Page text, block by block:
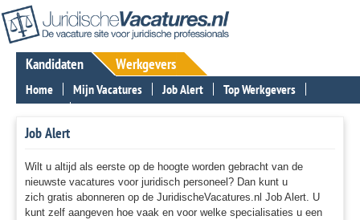
Kandidaten
Home Mijn Vacatures Job Alert
Top Werkgevers
Nieuws
Contact
Werkgevers
Job Alert
Wilt u altijd als eerste op de hoogte worden gebracht van de
nieuwste vacatures voor juridisch personeel? Dan kunt u
zich gratis abonneren op de JuridischeVacatures.nl Job Alert. U
kunt zelf aangeven hoe vaak en voor welke specialisaties u een